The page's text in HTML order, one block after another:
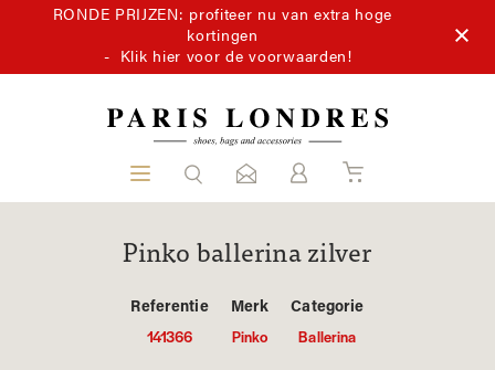
RONDE PRIJZEN: profiteer nu van extra hoge
kortingen
- Klik hier voor de voorwaarden!
Pinko ballerina zilver
Referentie
141366
Merk
Pinko
Categorie
Ballerina